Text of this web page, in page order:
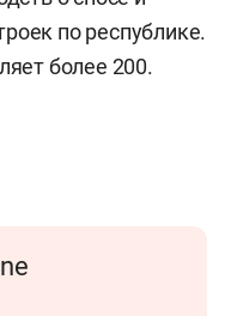
по республике.
более 200.